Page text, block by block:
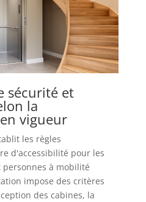
sécurité et
la
vigueur
les règles
d'accessibilité pour les
personnes à mobilité
impose des critères
des cabines, la